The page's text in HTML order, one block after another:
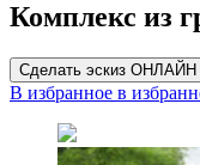
Комплекс из
Сделать эскиз ОНЛАЙН
В избранное в